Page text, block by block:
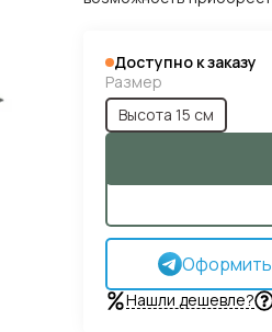
Доступно к заказу
Размер
Высота 15 см
Оформить
Нашли дешевле?